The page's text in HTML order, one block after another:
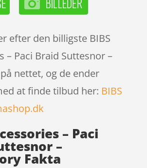
efter den billigste BIBS
– Paci Braid Suttesnor –
nettet, og de ender
at finde tilbud her: BIBS
– Paci
–
Fakta